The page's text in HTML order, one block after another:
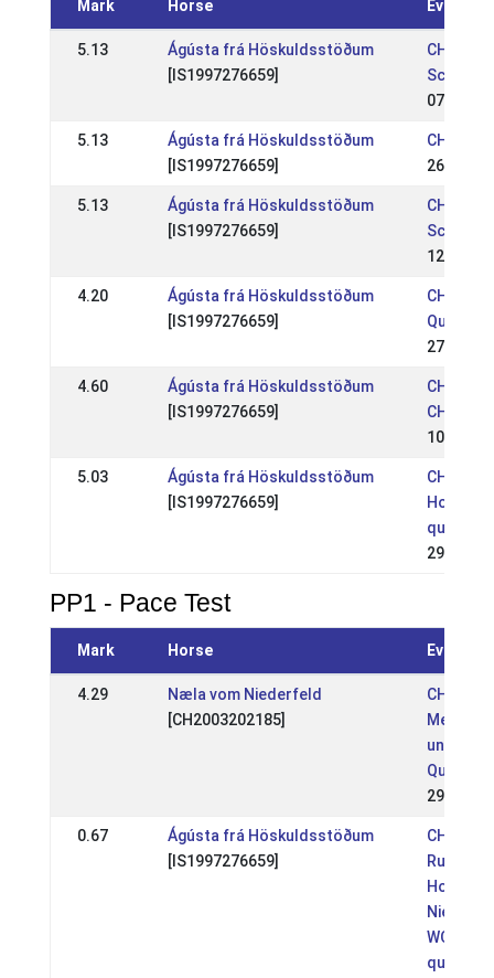
Mark Horse Event
5.13
Ágústa frá Höskuldsstöðum
[IS1997276659]
CH:
07 Jul
5.13
Ágústa frá Höskuldsstöðum
[IS1997276659]
CH: 1.
26 May
5.13
Ágústa frá Höskuldsstöðum
[IS1997276659]
CH:
12 Aug
4.20
Ágústa frá Höskuldsstöðum
[IS1997276659]
CH: FEIF
27 May
4.60
Ágústa frá Höskuldsstöðum
[IS1997276659]
CH:
CH, 3
10 Jul
5.03
Ágústa frá Höskuldsstöðum
[IS1997276659]
CH:
Hof
29 May
PP1 - Pace Test
Mark Horse Event
4.29
Næla vom Niederfeld
[CH2003202185]
CH:
und FYC
29 Jun
0.67
Ágústa frá Höskuldsstöðum
[IS1997276659]
CH:
Hof
WC